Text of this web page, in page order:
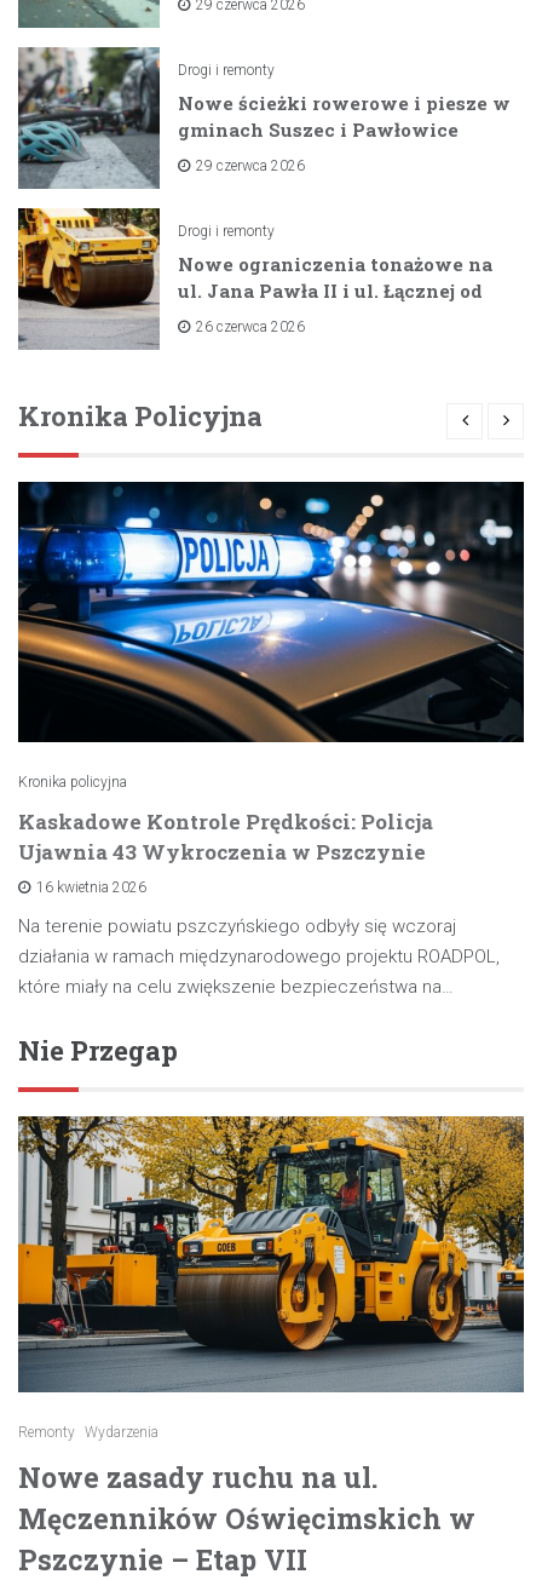
29 czerwca 2026
Drogi i remonty
Nowe ścieżki rowerowe i piesze w
gminach Suszec i Pawłowice
dzięki unijnemu wsparciu
29 czerwca 2026
Drogi i remonty
Nowe ograniczenia tonażowe na
ul. Jana Pawła II i ul. Łącznej od
lipca 2026 roku
26 czerwca 2026
Kronika Policyjna
Kronika policyjna
Kaskadowe Kontrole Prędkości: Policja
Ujawnia 43 Wykroczenia w Pszczynie
16 kwietnia 2026
Na terenie powiatu pszczyńskiego odbyły się wczoraj
działania w ramach międzynarodowego projektu ROADPOL,
które miały na celu zwiększenie bezpieczeństwa na…
Nie Przegap
Remonty Wydarzenia
Nowe zasady ruchu na ul.
Męczenników Oświęcimskich w
Pszczynie – Etap VII